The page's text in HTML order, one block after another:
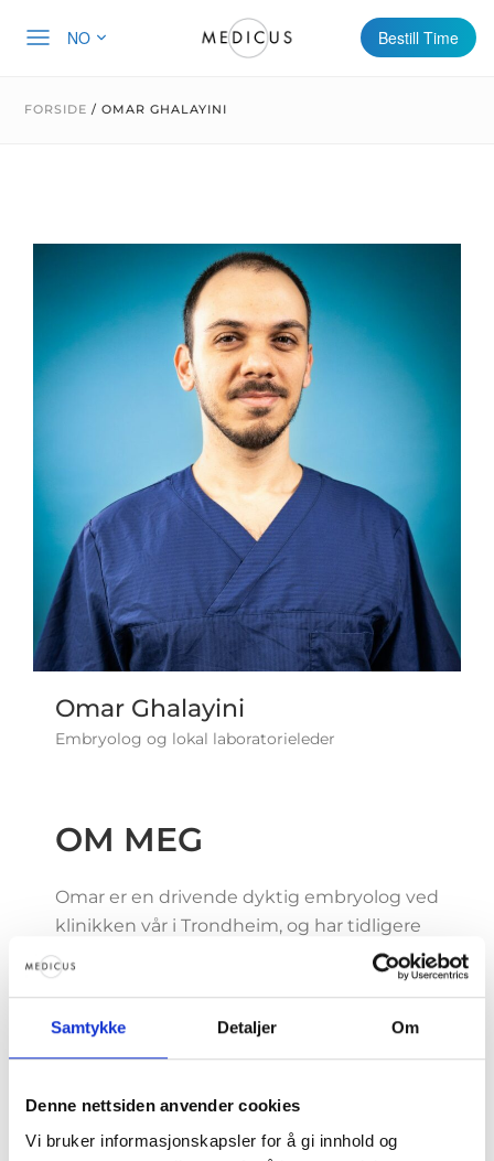
Samtykke Detaljer Om
Denne nettsiden anvender cookies
Vi bruker informasjonskapsler for å gi innhold og
NO Bestill Time
FORSIDE / OMAR GHALAYINI
Omar Ghalayini
Embryolog og lokal laboratorieleder
OM MEG
Omar er en drivende dyktig embryolog ved
klinikken vår i Trondheim, og har tidligere
jobbet ved klinikken i Oslo.
Han har en mastergrad i klinisk embryologi
og reproduksjon fra University of Dundee i
Skottland.